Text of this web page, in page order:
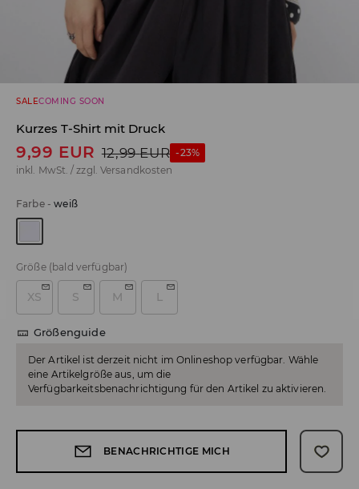
SALECOMING SOON
Kurzes T-Shirt mit Druck
9,99 EUR 12,99 EUR -23%
inkl. MwSt. / zzgl. Versandkosten
Farbe-weiß
Größe (bald verfügbar)
XS S M L
Größenguide
Der Artikel ist derzeit nicht im Onlineshop verfügbar. Wähle
eine Artikelgröße aus, um die
Verfügbarkeitsbenachrichtigung für den Artikel zu aktivieren.
BENACHRICHTIGE MICH